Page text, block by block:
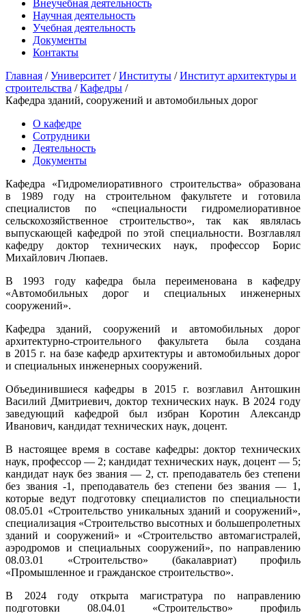
Внеучебная деятельность
Научная деятельность
Учебная деятельность
Документы
Контакты
Главная /Университет /Институты /Институт архитектуры и
строительства /Кафедры /
Кафедра зданий, сооружений и автомобильных дорог
О кафедре
Сотрудники
Деятельность
Документы
Кафедра «Гидромелиоративного строительства» образована
в 1989 году на строительном факультете и готовила
специалистов по «специальности гидромелиоративное
сельскохозяйственное строительство», так как являлась
выпускающей кафедрой по этой специальности. Возглавлял
кафедру доктор технических наук, профессор Борис
Михайлович Люпаев.
В 1993 году кафедра была переименована в кафедру
«Автомобильных дорог и специальных инженерных
сооружений».
Кафедра зданий, сооружений и автомобильных дорог
архитектурно-строительного факультета была создана
в 2015 г. на базе кафедр архитектуры и автомобильных дорог
и специальных инженерных сооружений.
Объединившиеся кафедры в 2015 г. возглавил Антошкин
Василий Дмитриевич, доктор технических наук. В 2024 году
заведующий кафедрой был избран Коротин Александр
Иванович, кандидат технических наук, доцент.
В настоящее время в составе кафедры: доктор технических
наук, профессор — 2; кандидат технических наук, доцент — 5;
кандидат наук без звания — 2, ст. преподаватель без степени
без звания -1, преподаватель без степени без звания — 1,
которые ведут подготовку специалистов по специальности
08.05.01 «Строительство уникальных зданий и сооружений»,
специализация «Строительство высотных и большепролетных
зданий и сооружений» и «Строительство автомагистралей,
аэродромов и специальных сооружений», по направлению
08.03.01 «Строительство» (бакалавриат) профиль
«Промышленное и гражданское строительство».
В 2024 году открыта магистратура по направлению
подготовки 08.04.01 «Строительство» профиль